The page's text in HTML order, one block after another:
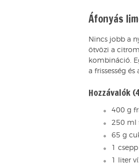
Áfonyás
Nincs jobb a
ötvözi a
kombináció.
a frissesség
Hozzávalók
400 g
250 ml
65 g
1 csepp
1 liter